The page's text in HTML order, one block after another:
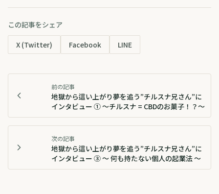
この記事をシェア
X (Twitter) Facebook LINE
前の記事
地獄から這い上がり夢を追う”チルスナ兄さん”に
インタビュー ① 〜チルスナ = CBDのお菓子！？〜
次の記事
地獄から這い上がり夢を追う”チルスナ兄さん”に
インタビュー ③ 〜 何も持たない個人の起業法 〜